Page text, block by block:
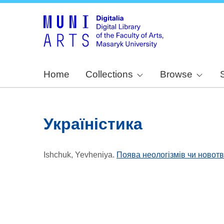
Home Collections Browse
Україністика
Ishchuk, Yevheniya. Поява неологізмів чи